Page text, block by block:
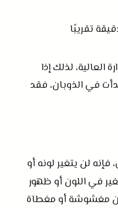
تقريبًا
العالية، لذلك إذا
في الذوبان، فقد
لن يتغير لونه أو
في اللون أو ظهور
مغشوشة أو مغطاة